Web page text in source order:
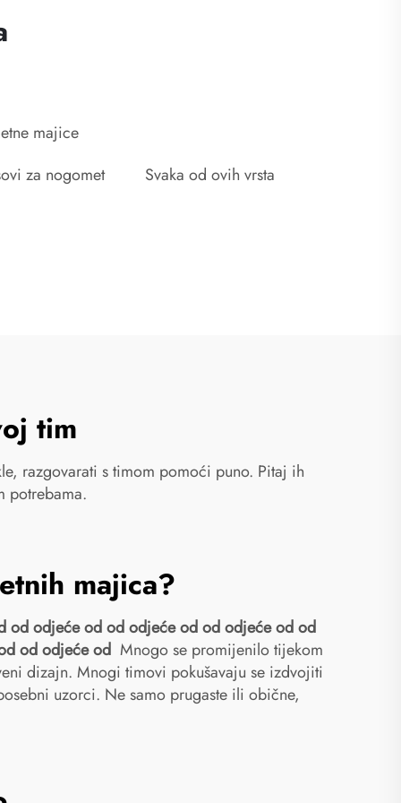
majice
za nogomet
Svaka od ovih vrsta
tim
razgovarati s timom pomoći puno. Pitaj ih
potrebama.
majica?
od odjeće od od odjeće od od odjeće od od
od odjeće od Mnogo se promijenilo tijekom
dizajn. Mnogi timovi pokušavaju se izdvojiti
uzorci. Ne samo prugaste ili obične,